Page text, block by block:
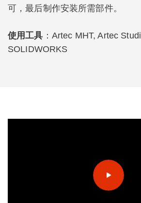
可，最后制作安装所需部件。
使用工具 ：Artec MHT, Artec
SOLIDWORKS